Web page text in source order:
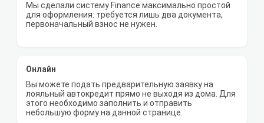
Мы сделали систему Finance максимально простой
для оформления: требуется лишь два документа,
первоначальный взнос не нужен.
Онлайн
Вы можете подать предварительную заявку на
лояльный автокредит прямо не выходя из дома. Для
этого необходимо заполнить и отправить
небольшую форму на данной странице.